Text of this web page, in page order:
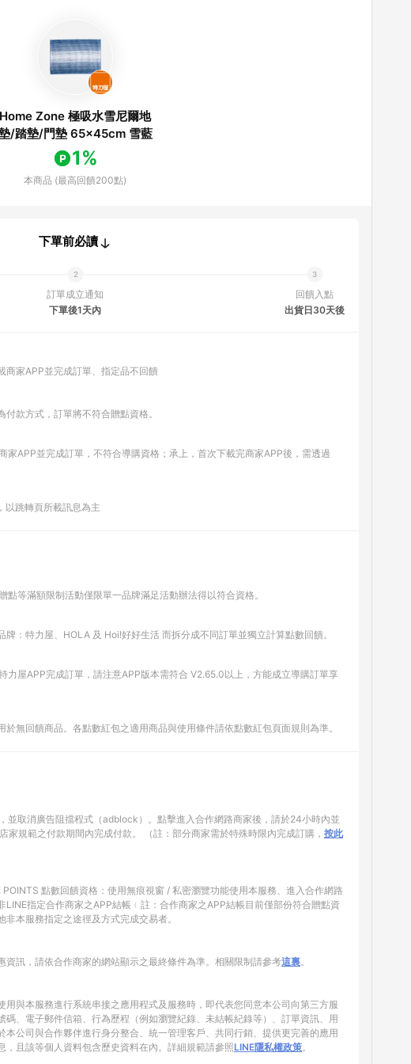
Home Zone 極吸水雪尼爾地
/踏墊/門墊 65x45cm 雪藍
1%
本商品 (最高回饋200點)
下單前必讀
訂單成立通知
下單後1天內
回饋入點
出貨日30天後
商家APP並完成訂單 指定品不回饋
款方式，訂單將不符合贈點資格。
家APP並完成訂單，不符合導購資格；承上，首次下載完商家APP後，需透過
以跳轉頁所載訊息為主
點等滿額限制活動僅限單一品牌滿足活動辦法得以符合資格。
：特力屋、HOLA 及 Hoi!好好生活 而拆分成不同訂單並獨立計算點數回饋。
力屋APP完成訂單，請注意APP版本需符合 V2.65.0以上，方能成立導購訂單享
無回饋商品。各點數紅包之適用商品與使用條件請依點數紅包頁面規則為準。
並取消廣告阻擋程式（adblock）。點擊進入合作網路商家後，請於24小時內並
家規範之付款期間內完成付款。 （註：部分商家需於特殊時限內完成訂購， 按此
點數回饋資格：使用無痕視窗 / 私密瀏覽功能使用本服務、進入合作網路
指定合作商家之APP結帳﹙註：合作商家之APP結帳目前僅部份符合贈點資
非本服務指定之途徑及方式完成交易者。
資訊，請依合作商家的網站顯示之最終條件為準。相關限制請參考這裏。
與本服務進行系統串接之應用程式及服務時，即代表您同意本公司向第三方服
、電子郵件信箱、行為歷程（例如瀏覽紀錄、未結帳紀錄等）、訂單資訊、用
本公司與合作夥伴進行身分整合、統一管理客戶、共同行銷、提供更完善的應用
，且該等個人資料包含歷史資料在內。詳細規範請參照LINE隱私權政策。